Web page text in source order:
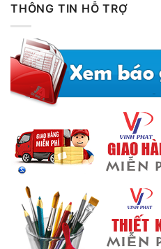
THÔNG TIN HỖ TRỢ